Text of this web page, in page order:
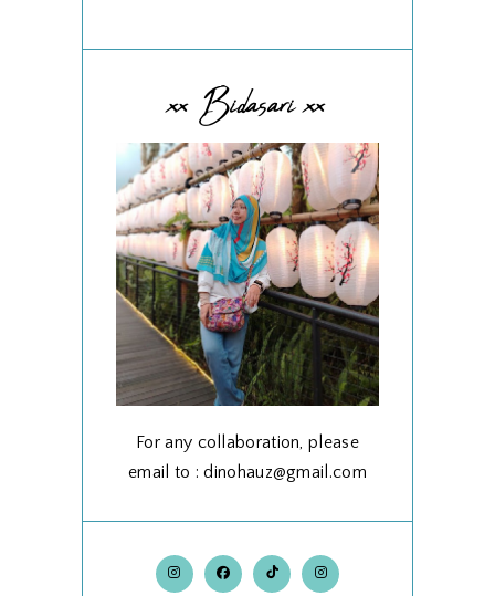
xx Bidasari xx
For any collaboration, please
email to : dinohauz@gmail.com